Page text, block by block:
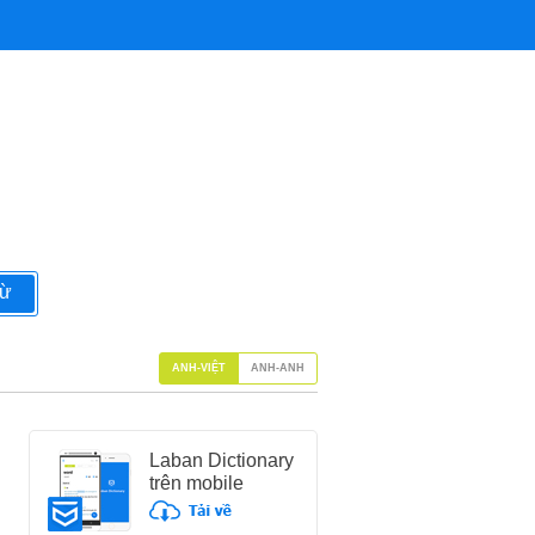
Laban Dictionary
trên mobile
ANH-VIỆT ANH-ANH